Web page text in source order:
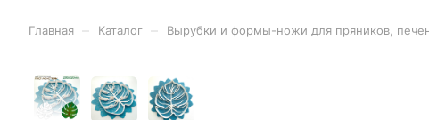
Главная Каталог Вырубки и формы-ножи для пряников,